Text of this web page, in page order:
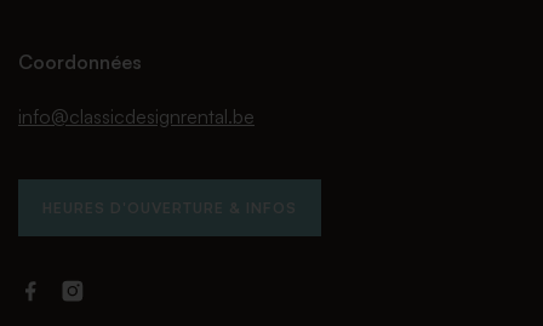
Coordonnées
info@classicdesignrental.be
HEURES D'OUVERTURE & INFOS
FacebookInstagram